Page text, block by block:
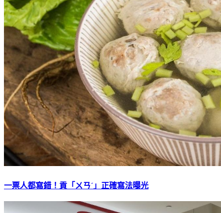
一票人都寫錯！貢「ㄨㄢˊ」正確寫法曝光